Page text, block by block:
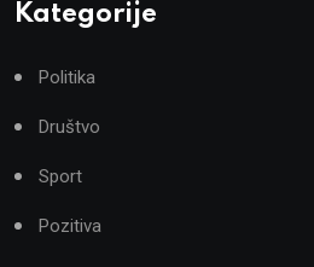
Kategorije
Politika
Društvo
Sport
Pozitiva